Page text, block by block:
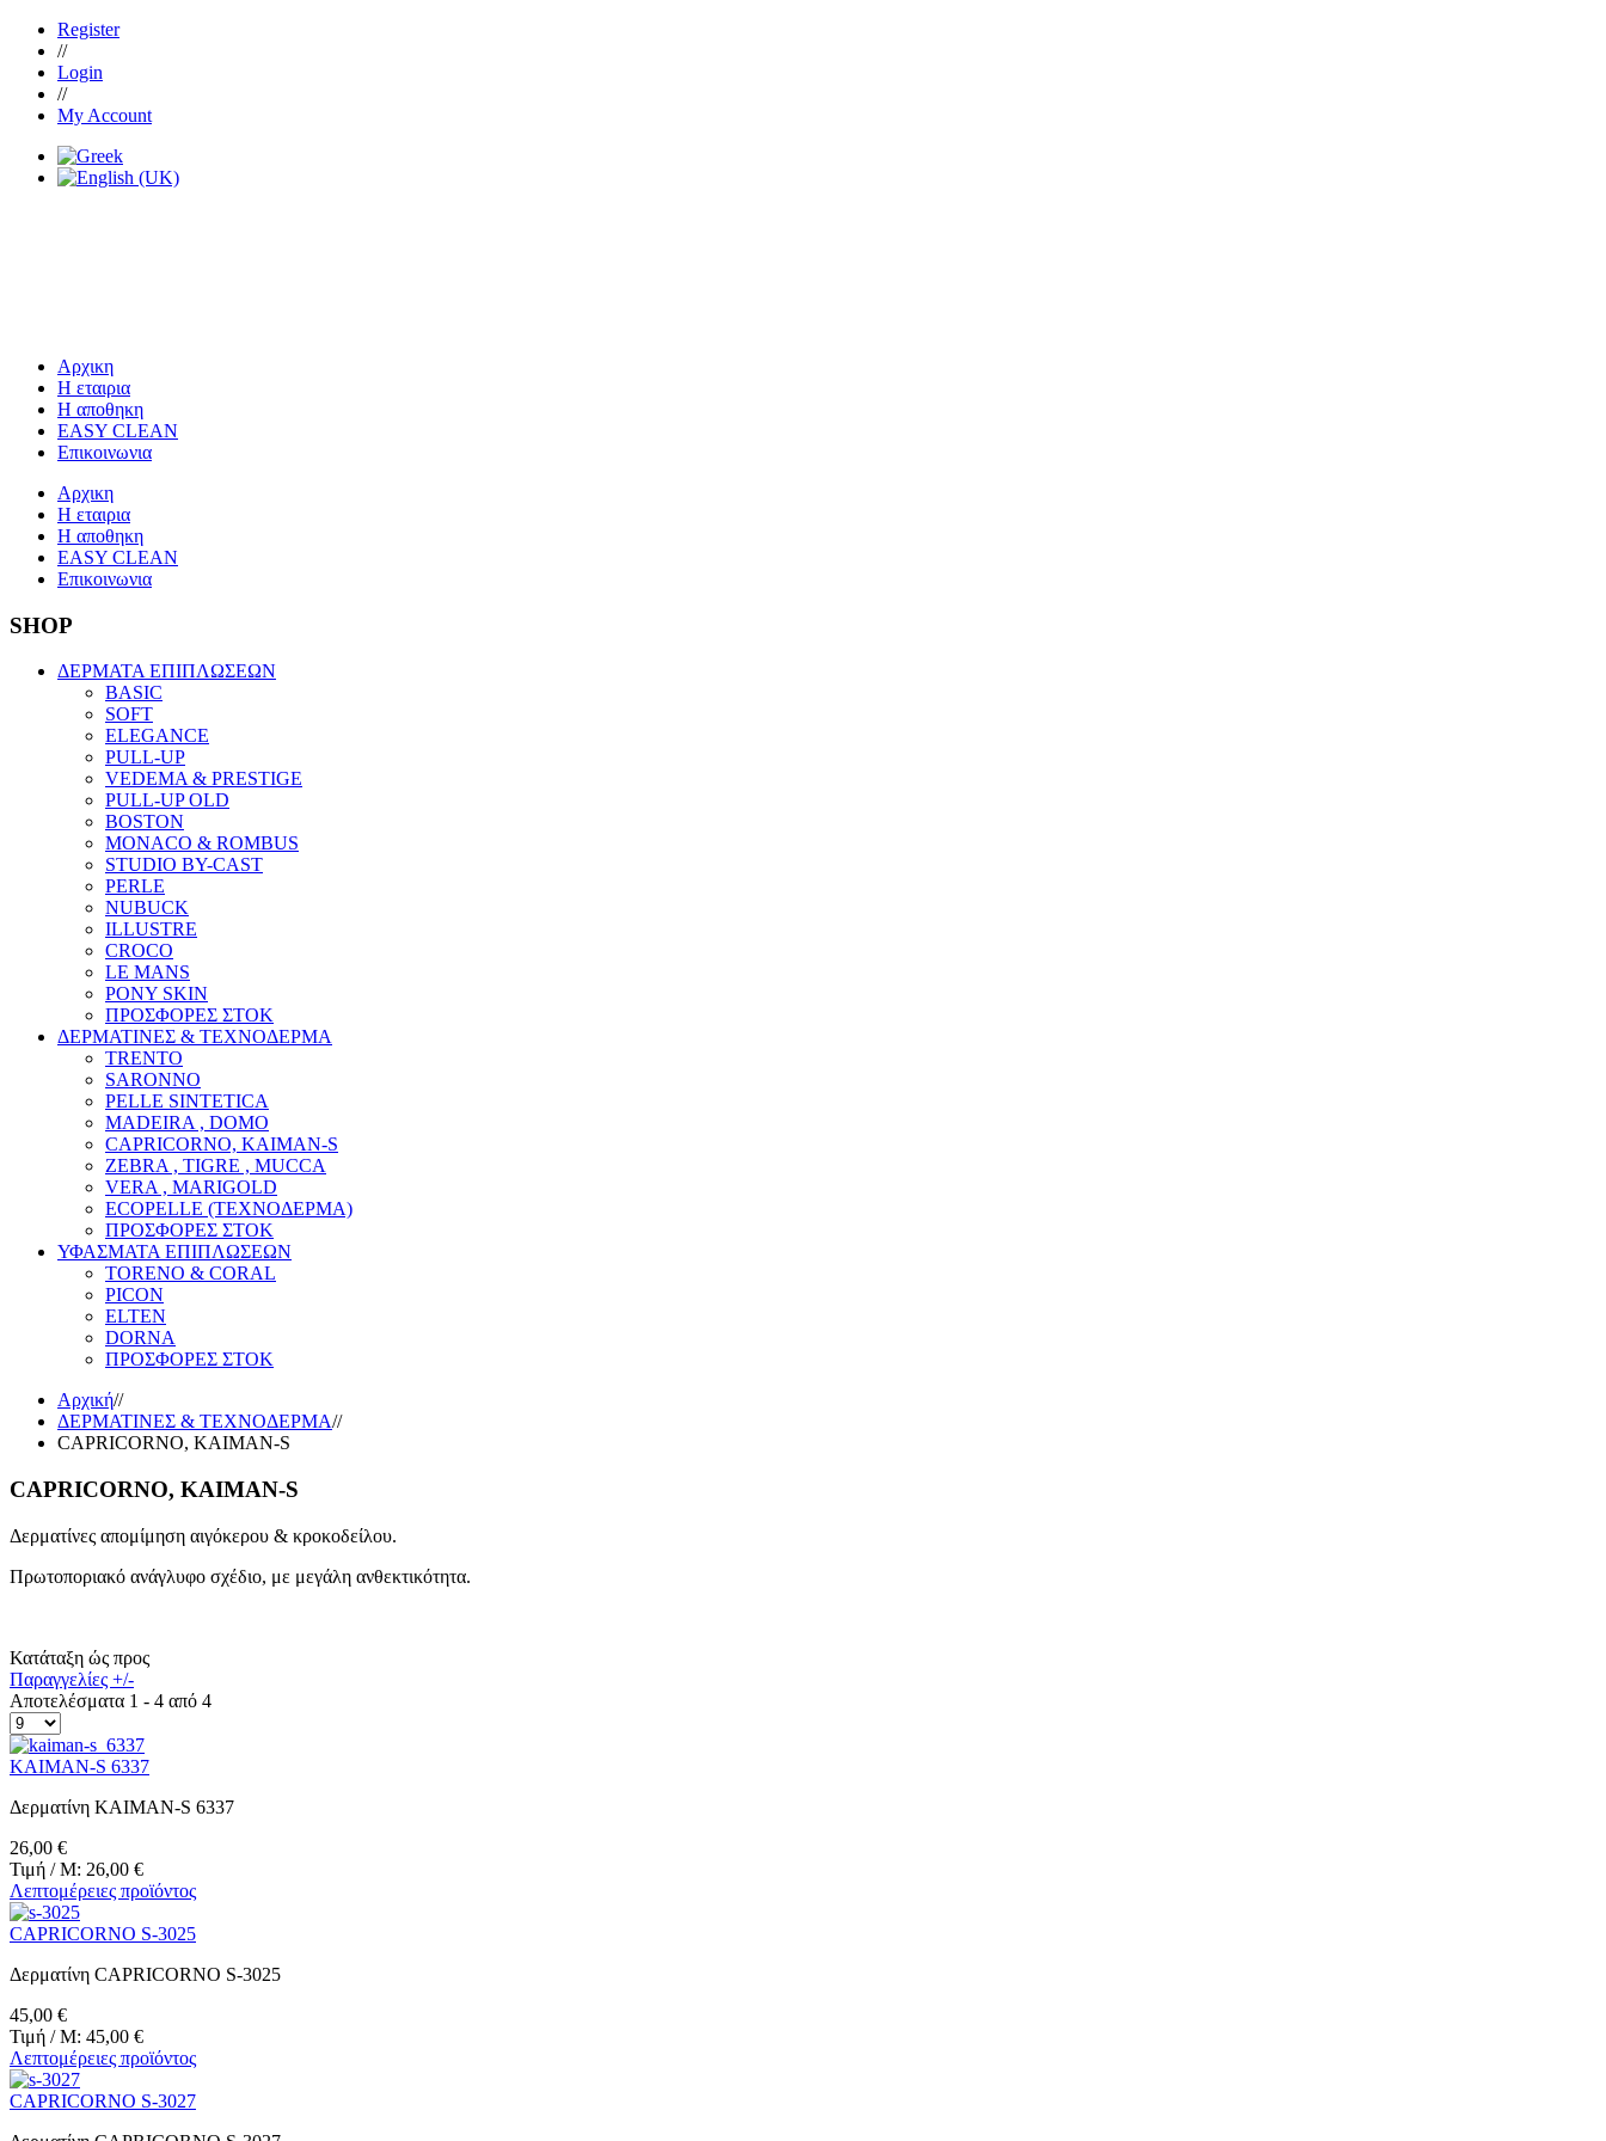
Register
//
Login
//
My Account
Αρχικη
Η εταιρια
Η αποθηκη
EASY CLEAN
Επικοινωνια
Αρχικη
Η εταιρια
Η αποθηκη
EASY CLEAN
Επικοινωνια
SHOP
ΔΕΡΜΑΤΑ ΕΠΙΠΛΩΣΕΩΝ
BASIC
SOFT
ELEGANCE
PULL-UP
VEDEMA & PRESTIGE
PULL-UP OLD
BOSTON
MONACO & ROMBUS
STUDIO BY-CAST
PERLE
NUBUCK
ILLUSTRE
CROCO
LE MANS
PONY SKIN
ΠΡΟΣΦΟΡΕΣ ΣΤΟΚ
ΔΕΡΜΑΤΙΝΕΣ & ΤΕΧΝΟΔΕΡΜΑ
TRENTO
SARONNO
PELLE SINTETICA
MADEIRA , DOMO
CAPRICORNO, KAIMAN-S
ZEBRA , TIGRE , MUCCA
VERA , MARIGOLD
ECOPELLE (ΤΕΧΝΟΔΕΡΜΑ)
ΠΡΟΣΦΟΡΕΣ ΣΤΟΚ
ΥΦΑΣΜΑΤΑ ΕΠΙΠΛΩΣΕΩΝ
TORENO & CORAL
PICON
ELTEN
DORNA
ΠΡΟΣΦΟΡΕΣ ΣΤΟΚ
Αρχική//
ΔΕΡΜΑΤΙΝΕΣ & ΤΕΧΝΟΔΕΡΜΑ//
CAPRICORNO, KAIMAN-S
CAPRICORNO, KAIMAN-S
Δερματίνες απομίμηση αιγόκερου & κροκοδείλου.
Πρωτοποριακό ανάγλυφο σχέδιο, με μεγάλη ανθεκτικότητα.
Κατάταξη ώς προς
Παραγγελίες +/-
Αποτελέσματα 1 - 4 από 4
KAIMAN-S 6337
Δερματίνη KAIMAN-S 6337
26,00 €
Τιμή / M: 26,00 €
Λεπτομέρειες προϊόντος
CAPRICORNO S-3025
Δερματίνη CAPRICORNO S-3025
45,00 €
Τιμή / M: 45,00 €
Λεπτομέρειες προϊόντος
CAPRICORNO S-3027